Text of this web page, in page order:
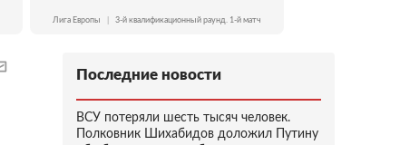
Лига Европы 3-й квалификационный раунд. 1-й матч
Последние новости
ВСУ потеряли шесть тысяч человек.
Полковник Шихабидов доложил Путину